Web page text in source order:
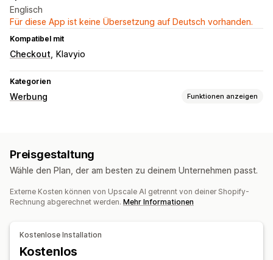
Englisch
Für diese App ist keine Übersetzung auf Deutsch vorhanden.
Kompatibel mit
Checkout Klavyio
Kategorien
Werbung Funktionen anzeigen
Kampagnenmanagement
Gebotsoptimierung
KI-Copywriting
KI-Bilder und -Videos
Leistungsanalyse
Leistungsverfolgung
Preisgestaltung
Wähle den Plan, der am besten zu deinem Unternehmen passt.
Externe Kosten können von Upscale AI getrennt von deiner Shopify-
Rechnung abgerechnet werden. Mehr Informationen
Kostenlose Installation
Kostenlos